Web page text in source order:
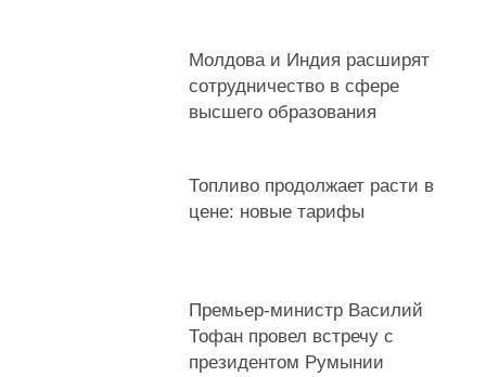
Молдова и Индия расширят
сотрудничество в сфере
высшего образования
Топливо продолжает расти в
цене: новые тарифы
Премьер-министр Василий
Тофан провел встречу с
президентом Румынии